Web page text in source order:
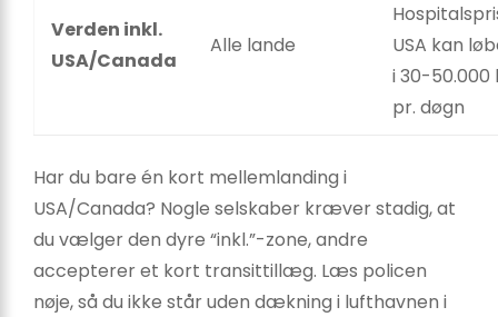
Verden inkl.
USA/Canada
Alle lande
USA kan
i 30-50.000
pr. døgn
Har du bare én kort mellemlanding i
USA/Canada? Nogle selskaber kræver stadig, at
du vælger den dyre “inkl.”-zone, andre
accepterer et kort transittillæg. Læs policen
nøje, så du ikke står uden dækning i lufthavnen i